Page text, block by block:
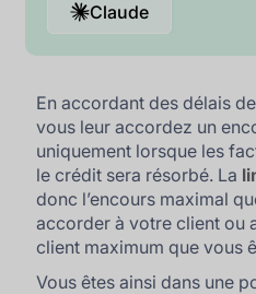
Claude
En accordant des délais
vous leur accordez un
uniquement lorsque les
le crédit sera résorbé. La
donc l’encours maximal
accorder à votre client ou
client maximum que vous
Vous êtes ainsi dans une